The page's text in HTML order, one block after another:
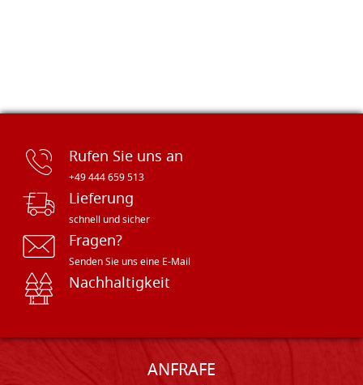
Rufen Sie uns an
+49 444 659 513
Lieferung
schnell und sicher
Fragen?
Senden Sie uns eine E-Mail
Nachhaltigkeit
ANFRAFE